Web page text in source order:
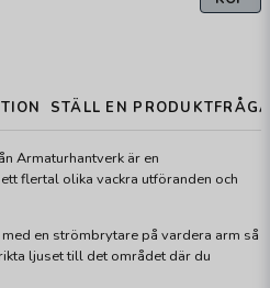
STÄLL EN
Armaturhantverk är en
flertal olika vackra utföranden och
en strömbrytare på vardera arm så
ljuset till det området där du